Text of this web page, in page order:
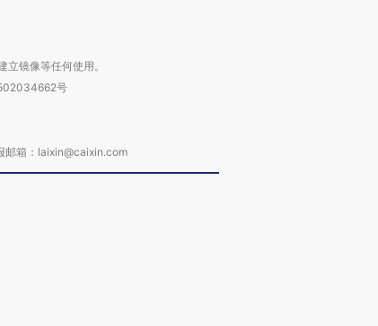
镜像等任何使用。
号
箱：laixin@caixin.com